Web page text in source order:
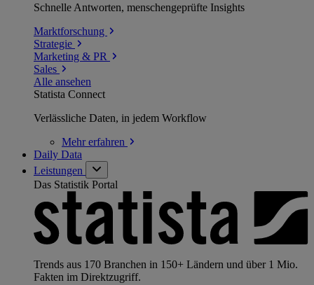
Schnelle Antworten, menschengeprüfte Insights
Marktforschung
Strategie
Marketing & PR
Sales
Alle ansehen
Statista Connect
Verlässliche Daten, in jedem Workflow
Mehrerfahren
Daily Data
Leistungen
Das Statistik Portal
Trends aus 170 Branchen in 150+ Ländern und über 1 Mio.
Fakten im Direktzugriff.